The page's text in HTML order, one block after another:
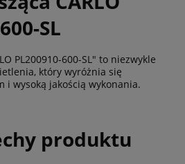
SL
PL200910-600-SL" to niezwykle
który wyróżnia się
i wysoką jakością wykonania.
produktu